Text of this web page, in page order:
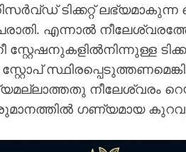
ടിക്കറ്റ്
എന്നാൽ
ലഭ്യമല്ലാത്തതു നീലേശ്വരം
ഗണ്യമായ